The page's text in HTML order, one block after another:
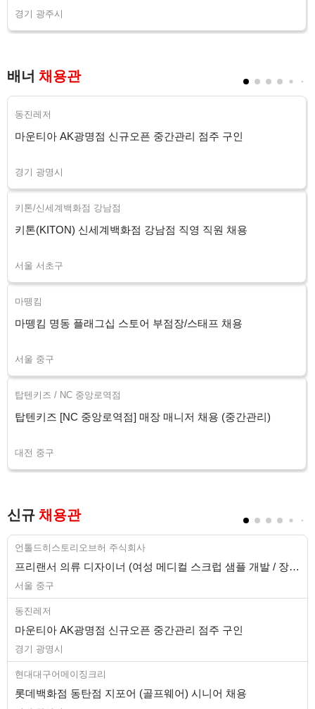
경기 광주시
배너 채용관
동진레저
마운티아 AK광명점 신규오픈 중간관리 점주 구인
경기 광명시
키톤/신세계백화점 강남점
키톤(KITON) 신세계백화점 강남점 직영 직원 채용
서울 서초구
마뗑킴
마뗑킴 명동 플래그십 스토어 부점장/스태프 채용
서울 중구
탑텐키즈 / NC 중앙로역점
탑텐키즈 [NC 중앙로역점] 매장 매니저 채용 (중간관리)
대전 중구
신규 채용관
언톨드히스토리오브허 주식회사
프리랜서 의류 디자이너 (여성 메디컬 스크럽 샘플 개발 / 장기)
서울 중구
동진레저
마운티아 AK광명점 신규오픈 중간관리 점주 구인
경기 광명시
현대대구어메이징크리
롯데백화점 동탄점 지포어 (골프웨어) 시니어 채용